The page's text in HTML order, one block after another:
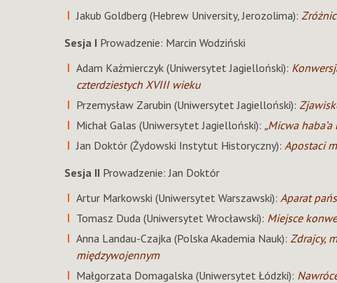
Jakub Goldberg (Hebrew University, Jerozolima):
Sesja I Prowadzenie: Marcin Wodziński
Adam Kaźmierczyk (Uniwersytet Jagielloński):
czterdziestych XVIII wieku
Przemysław Zarubin (Uniwersytet Jagielloński):
Michał Galas (Uniwersytet Jagielloński): „Micwa
Jan Doktór (Żydowski Instytut Historyczny): Apostaci
Sesja II Prowadzenie: Jan Doktór
Artur Markowski (Uniwersytet Warszawski): Aparat
Tomasz Duda (Uniwersytet Wrocławski): Miejsce
Anna Landau-Czajka (Polska Akademia Nauk): Zdrajcy,
międzywojennym
Małgorzata Domagalska (Uniwersytet Łódzki):